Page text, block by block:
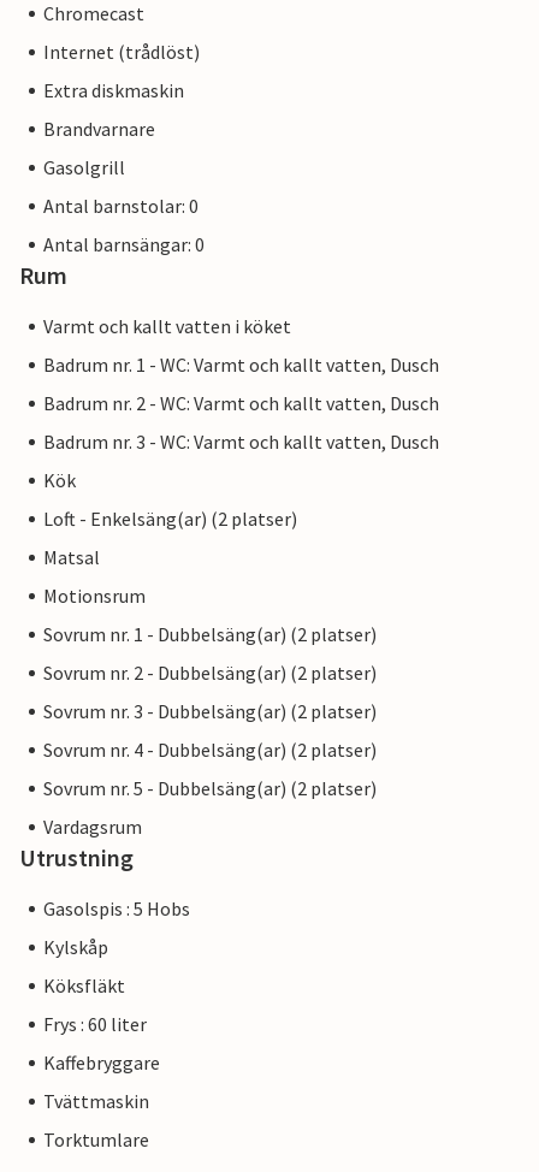
Chromecast
Internet (trådlöst)
Extra diskmaskin
Brandvarnare
Gasolgrill
Antal barnstolar: 0
Antal barnsängar: 0
Rum
Varmt och kallt vatten i köket
Badrum nr. 1 - WC: Varmt och kallt vatten, Dusch
Badrum nr. 2 - WC: Varmt och kallt vatten, Dusch
Badrum nr. 3 - WC: Varmt och kallt vatten, Dusch
Kök
Loft - Enkelsäng(ar) (2 platser)
Matsal
Motionsrum
Sovrum nr. 1 - Dubbelsäng(ar) (2 platser)
Sovrum nr. 2 - Dubbelsäng(ar) (2 platser)
Sovrum nr. 3 - Dubbelsäng(ar) (2 platser)
Sovrum nr. 4 - Dubbelsäng(ar) (2 platser)
Sovrum nr. 5 - Dubbelsäng(ar) (2 platser)
Vardagsrum
Utrustning
Gasolspis : 5 Hobs
Kylskåp
Köksfläkt
Frys : 60 liter
Kaffebryggare
Tvättmaskin
Torktumlare